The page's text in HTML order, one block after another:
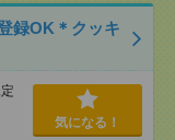
録OK＊クッキ
気になる！